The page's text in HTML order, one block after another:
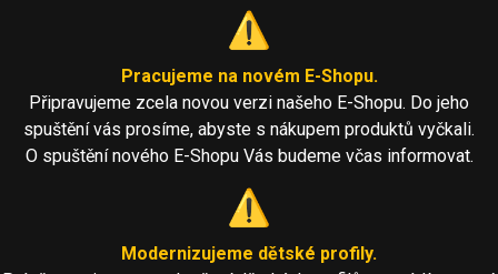
⚠️
Pracujeme na novém E-Shopu.
Připravujeme zcela novou verzi našeho E-Shopu. Do jeho
spuštění vás prosíme, abyste s nákupem produktů vyčkali.
O spuštění nového E-Shopu Vás budeme včas informovat.
⚠️
Modernizujeme dětské profily.